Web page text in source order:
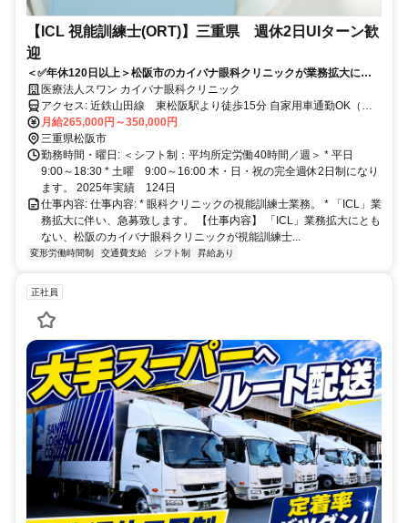
【ICL 視能訓練士(ORT)】三重県 週休2日UIターン歓
迎
＜✅年休120日以上＞松阪市のカイバナ眼科クリニックが業務拡大に伴
い視能訓練士を募集します！UIターン歓迎！
医療法人スワン カイバナ眼科クリニック
アクセス: 近鉄山田線 東松阪駅より徒歩15分 自家用車通勤OK（無
料駐車場あり）
月給265,000円～350,000円
三重県松阪市
勤務時間・曜日: ＜シフト制：平均所定労働40時間／週＞ * 平日
9:00～18:30 * 土曜 9:00～16:00 木・日・祝の完全週休2日制になり
ます。 2025年実績 124日
仕事内容: 仕事内容: * 眼科クリニックの視能訓練士業務。 * 「ICL」業
務拡大に伴い、急募致します。 【仕事内容】 「ICL」業務拡大にとも
ない、松阪のカイバナ眼科クリニックが視能訓練士...
変形労働時間制 交通費支給 シフト制 昇給あり
正社員